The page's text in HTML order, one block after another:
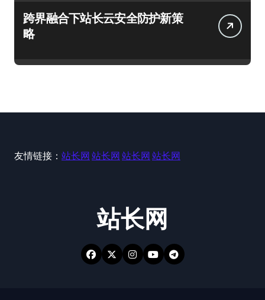
跨界融合下站长云安全防护新策
略
友情链接： 站长网 站长网 站长网 站长网
站长网